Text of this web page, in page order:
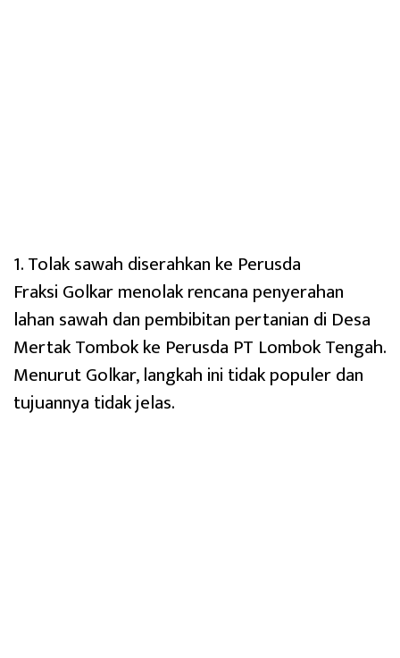
1. Tolak sawah diserahkan ke Perusda
Fraksi Golkar menolak rencana penyerahan
lahan sawah dan pembibitan pertanian di Desa
Mertak Tombok ke Perusda PT Lombok Tengah.
Menurut Golkar, langkah ini tidak populer dan
tujuannya tidak jelas.